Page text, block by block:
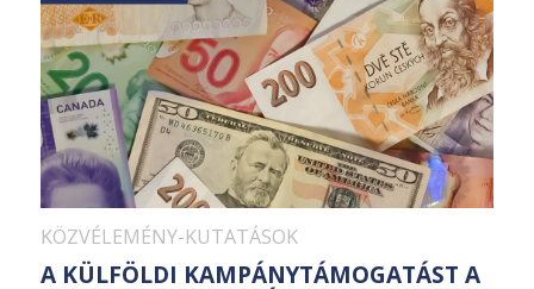
KÖZVÉLEMÉNY-KUTATÁSOK
A KÜLFÖLDI KAMPÁNYTÁMOGATÁST A